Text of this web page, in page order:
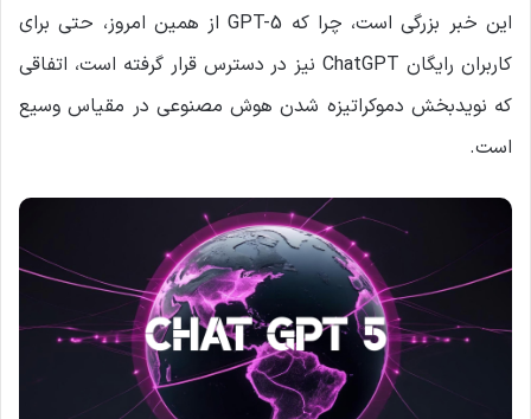
این خبر بزرگی است، چرا که GPT-5 از همین امروز، حتی برای
کاربران رایگان ChatGPT نیز در دسترس قرار گرفته است، اتفاقی
که نویدبخش دموکراتیزه شدن هوش مصنوعی در مقیاس وسیع
است.